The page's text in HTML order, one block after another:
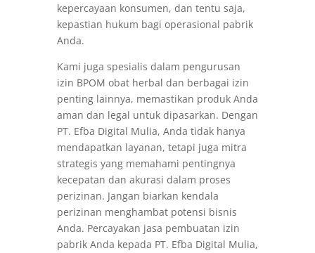
kepercayaan konsumen, dan tentu saja,
kepastian hukum bagi operasional pabrik
Anda.
Kami juga spesialis dalam pengurusan
izin BPOM obat herbal dan berbagai izin
penting lainnya, memastikan produk Anda
aman dan legal untuk dipasarkan. Dengan
PT. Efba Digital Mulia, Anda tidak hanya
mendapatkan layanan, tetapi juga mitra
strategis yang memahami pentingnya
kecepatan dan akurasi dalam proses
perizinan. Jangan biarkan kendala
perizinan menghambat potensi bisnis
Anda. Percayakan jasa pembuatan izin
pabrik Anda kepada PT. Efba Digital Mulia,